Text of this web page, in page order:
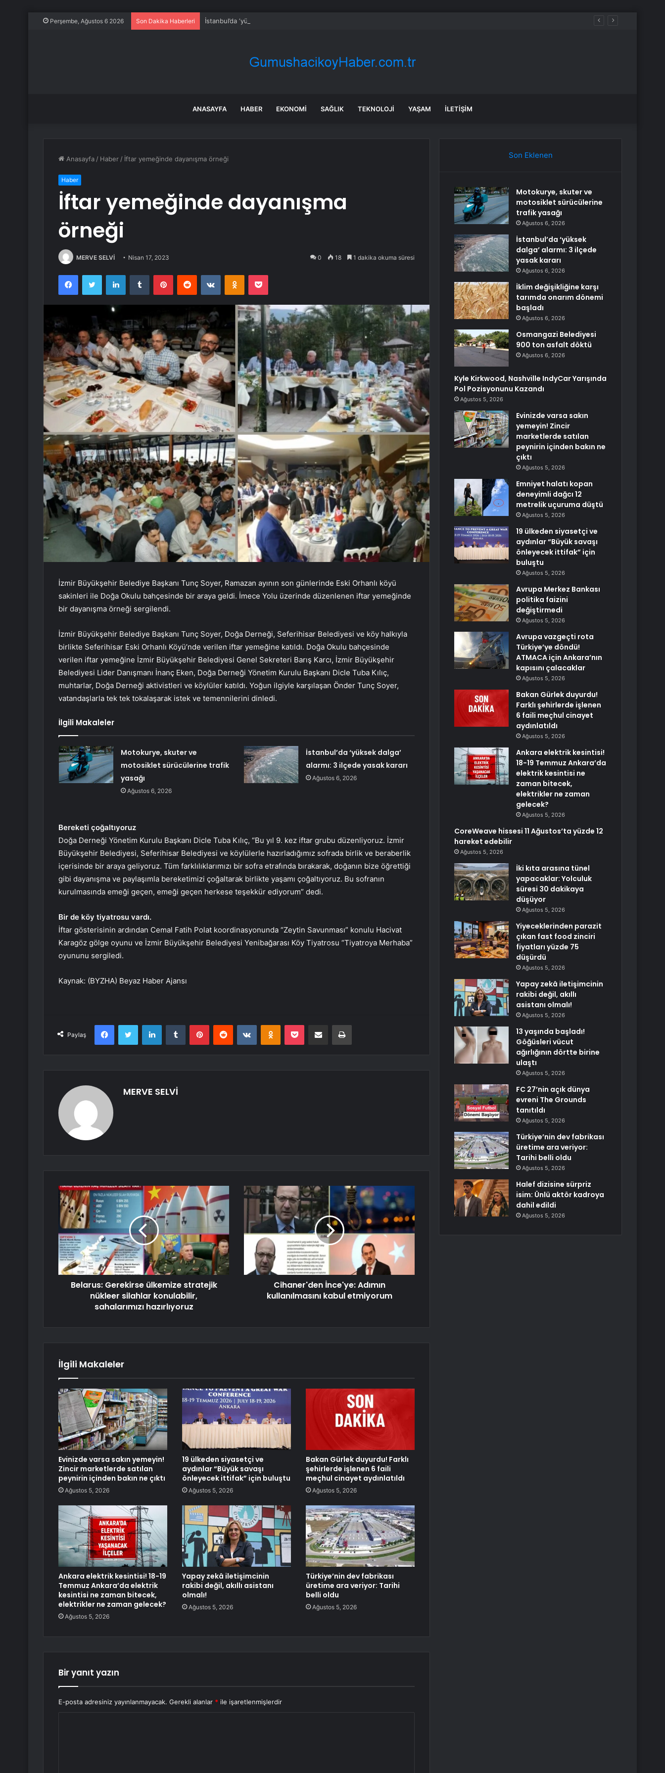
Perşembe, Ağustos 6 2026 Son Dakika Haberleri İstanbul’da ‘yüksek dalga’ alarmı: 3 ilçede yasak kararı
ANASAYFA HABER EKONOMI SAĞLIK TEKNOLOJI YAŞAM İLETIŞIM
Anasayfa / Haber / İftar yemeğinde dayanışma örneği
Haber
İftar yemeğinde dayanışma
örneği
MERVE SELVİ Nisan 17, 2023 0 18 1 dakika okuma süresi
FacebookTwitter LinkedInTumblr PinterestReddit VKontakteOdnoklassniki
Pocket
İzmir Büyükşehir Belediye Başkanı Tunç Soyer, Ramazan ayının son günlerinde Eski Orhanlı köyü
sakinleri ile Doğa Okulu bahçesinde bir araya geldi. İmece Yolu üzerinde düzenlenen iftar yemeğinde
bir dayanışma örneği sergilendi.
İzmir Büyükşehir Belediye Başkanı Tunç Soyer, Doğa Derneği, Seferihisar Belediyesi ve köy halkıyla
birlikte Seferihisar Eski Orhanlı Köyü’nde verilen iftar yemeğine katıldı. Doğa Okulu bahçesinde
verilen iftar yemeğine İzmir Büyükşehir Belediyesi Genel Sekreteri Barış Karcı, İzmir Büyükşehir
Belediyesi Lider Danışmanı İnanç Eken, Doğa Derneği Yönetim Kurulu Başkanı Dicle Tuba Kılıç,
muhtarlar, Doğa Derneği aktivistleri ve köylüler katıldı. Yoğun ilgiyle karşılaşan Önder Tunç Soyer,
vatandaşlarla tek tek tokalaşarak istek ve temennilerini dinledi.
İlgili Makaleler
Motokurye, skuter ve
motosiklet sürücülerine trafik
yasağı
Ağustos 6, 2026
İstanbul’da ‘yüksek dalga’
alarmı: 3 ilçede yasak kararı
Ağustos 6, 2026
Bereketi çoğaltıyoruz
Doğa Derneği Yönetim Kurulu Başkanı Dicle Tuba Kılıç, “Bu yıl 9. kez iftar grubu düzenliyoruz. İzmir
Büyükşehir Belediyesi, Seferihisar Belediyesi ve köylülerle hazırladığımız sofrada birlik ve beraberlik
içerisinde bir araya geliyoruz. Tüm farklılıklarımızı bir sofra etrafında bırakarak, doğanın bize öğrettiği
gibi dayanışma ve paylaşımla bereketimizi çoğaltarak birlikte yaşamı çoğaltıyoruz. Bu sofranın
kurulmasında emeği geçen, emeği geçen herkese teşekkür ediyorum” dedi.
Bir de köy tiyatrosu vardı.
İftar gösterisinin ardından Cemal Fatih Polat koordinasyonunda “Zeytin Savunması” konulu Hacivat
Karagöz gölge oyunu ve İzmir Büyükşehir Belediyesi Yenibağarası Köy Tiyatrosu “Tiyatroya Merhaba”
oyununu sergiledi.
Kaynak: (BYZHA) Beyaz Haber Ajansı
Paylaş
FacebookTwitter LinkedInTumblr PinterestReddit VKontakteOdnoklassniki
Pocket E-Posta ile paylaş Yazdır
MERVE SELVİ
Belarus: Gerekirse ülkemize stratejik
nükleer silahlar konulabilir,
sahalarımızı hazırlıyoruz
Cihaner'den İnce'ye: Adımın
kullanılmasını kabul etmiyorum
İlgili Makaleler
Evinizde varsa sakın yemeyin!
Zincir marketlerde satılan
peynirin içinden bakın ne çıktı
Ağustos 5, 2026
19 ülkeden siyasetçi ve
aydınlar “Büyük savaşı
önleyecek ittifak” için buluştu
Ağustos 5, 2026
Bakan Gürlek duyurdu! Farklı
şehirlerde işlenen 6 faili
meçhul cinayet aydınlatıldı
Ağustos 5, 2026
Ankara elektrik kesintisi! 18-19
Temmuz Ankara’da elektrik
kesintisi ne zaman bitecek,
elektrikler ne zaman gelecek?
Ağustos 5, 2026
Yapay zekâ iletişimcinin
rakibi değil, akıllı asistanı
olmalı!
Ağustos 5, 2026
Türkiye’nin dev fabrikası
üretime ara veriyor: Tarihi
belli oldu
Ağustos 5, 2026
Bir yanıt yazın
E-posta adresiniz yayınlanmayacak. Gerekli alanlar * ile işaretlenmişlerdir
Son Eklenen
Motokurye, skuter ve
motosiklet sürücülerine
trafik yasağı
Ağustos 6, 2026
İstanbul’da ‘yüksek
dalga’ alarmı: 3 ilçede
yasak kararı
Ağustos 6, 2026
İklim değişikliğine karşı
tarımda onarım dönemi
başladı
Ağustos 6, 2026
Osmangazi Belediyesi
900 ton asfalt döktü
Ağustos 6, 2026
Kyle Kirkwood, Nashville IndyCar Yarışında
Pol Pozisyonunu Kazandı
Ağustos 5, 2026
Evinizde varsa sakın
yemeyin! Zincir
marketlerde satılan
peynirin içinden bakın ne
çıktı
Ağustos 5, 2026
Emniyet halatı kopan
deneyimli dağcı 12
metrelik uçuruma düştü
Ağustos 5, 2026
19 ülkeden siyasetçi ve
aydınlar “Büyük savaşı
önleyecek ittifak” için
buluştu
Ağustos 5, 2026
Avrupa Merkez Bankası
politika faizini
değiştirmedi
Ağustos 5, 2026
Avrupa vazgeçti rota
Türkiye’ye döndü!
ATMACA için Ankara’nın
kapısını çalacaklar
Ağustos 5, 2026
Bakan Gürlek duyurdu!
Farklı şehirlerde işlenen
6 faili meçhul cinayet
aydınlatıldı
Ağustos 5, 2026
Ankara elektrik kesintisi!
18-19 Temmuz Ankara’da
elektrik kesintisi ne
zaman bitecek,
elektrikler ne zaman
gelecek?
Ağustos 5, 2026
CoreWeave hissesi 11 Ağustos’ta yüzde 12
hareket edebilir
Ağustos 5, 2026
İki kıta arasına tünel
yapacaklar: Yolculuk
süresi 30 dakikaya
düşüyor
Ağustos 5, 2026
Yiyeceklerinden parazit
çıkan fast food zinciri
fiyatları yüzde 75
düşürdü
Ağustos 5, 2026
Yapay zekâ iletişimcinin
rakibi değil, akıllı
asistanı olmalı!
Ağustos 5, 2026
13 yaşında başladı!
Göğüsleri vücut
ağırlığının dörtte birine
ulaştı
Ağustos 5, 2026
FC 27’nin açık dünya
evreni The Grounds
tanıtıldı
Ağustos 5, 2026
Türkiye’nin dev fabrikası
üretime ara veriyor:
Tarihi belli oldu
Ağustos 5, 2026
Halef dizisine sürpriz
isim: Ünlü aktör kadroya
dahil edildi
Ağustos 5, 2026